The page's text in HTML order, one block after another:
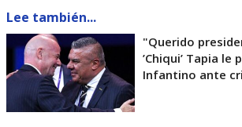
Lee también...
"Querido
’Chiqui’ Tapia le
Infantino ante